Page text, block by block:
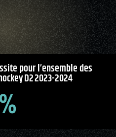
pour l’ensemble des
D2 2023-2024